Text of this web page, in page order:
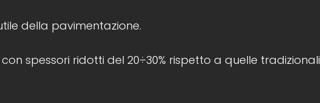
della pavimentazione.
spessori ridotti del 20÷30% rispetto a quelle tradizionali